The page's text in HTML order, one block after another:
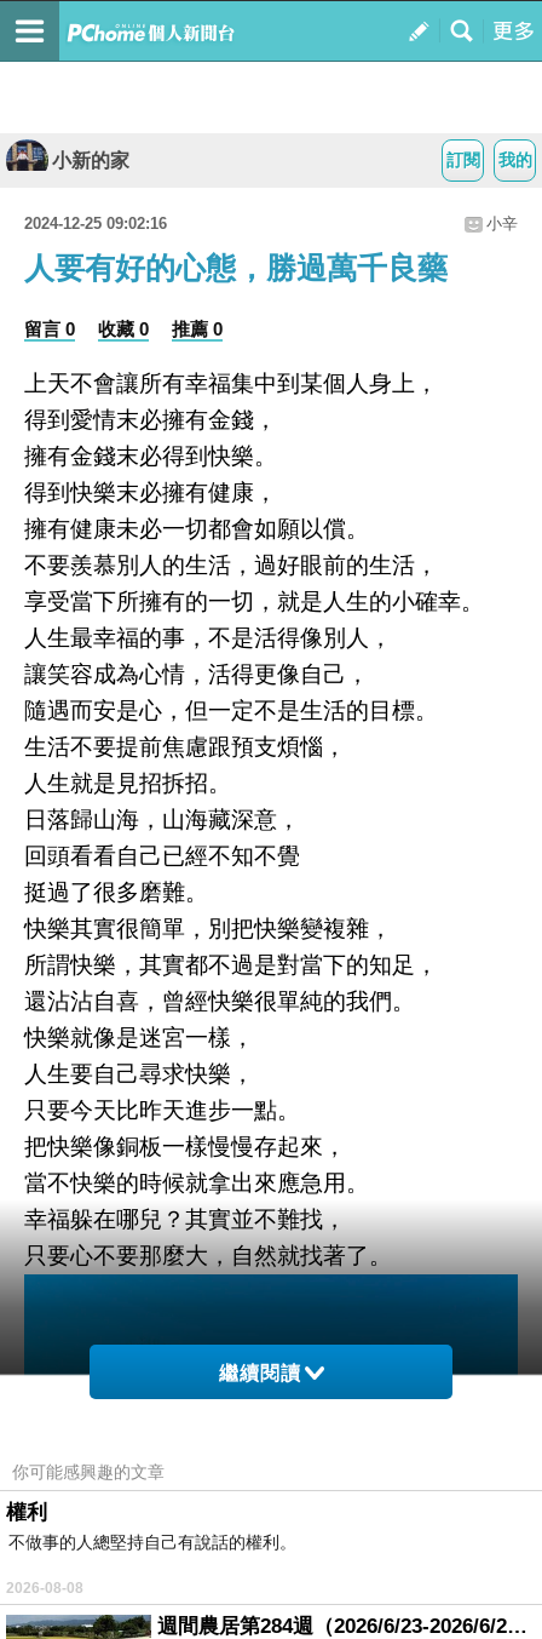
我的
訂閱
小新的家
2024-12-25 09:02:16 小辛
人要有好的心態，勝過萬千良藥
留言 0 收藏 0 推薦 0
上天不會讓所有幸福集中到某個人身上，
得到愛情末必擁有金錢，
擁有金錢末必得到快樂。
得到快樂末必擁有健康，
擁有健康未必一切都會如願以償。
不要羨慕別人的生活，過好眼前的生活，
享受當下所擁有的一切，就是人生的小確幸。
人生最幸福的事，不是活得像別人，
讓笑容成為心情，活得更像自己，
隨遇而安是心，但一定不是生活的目標。
生活不要提前焦慮跟預支煩惱，
人生就是見招拆招。
日落歸山海，山海藏深意，
回頭看看自己已經不知不覺
挺過了很多磨難。
快樂其實很簡單，別把快樂變複雜，
所謂快樂，其實都不過是對當下的知足，
還沾沾自喜，曾經快樂很單純的我們。
快樂就像是迷宮一樣，
人生要自己尋求快樂，
只要今天比昨天進步一點。
把快樂像銅板一樣慢慢存起來，
當不快樂的時候就拿出來應急用。
幸福躲在哪兒？其實並不難找，
只要心不要那麼大，自然就找著了。
繼續閱讀
你可能感興趣的文章
權利
不做事的人總堅持自己有說話的權利。
2026-08-08
週間農居第284週（2026/6/23-2026/6/24) 夏至 金黃稻浪洋溢豐收喜悅